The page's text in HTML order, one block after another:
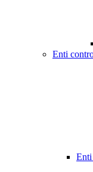
Enti